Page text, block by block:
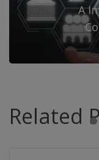
A
Related